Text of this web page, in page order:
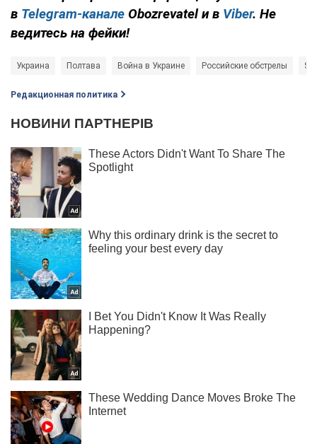
в Telegram-канале Obozrevatel и в Viber. Не
ведитесь на фейки!
Украина Полтава Война в Украине Российские обстрелы
Редакционная политика